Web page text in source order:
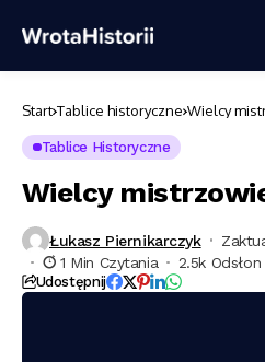
Start Tablice historyczne Wielcy
Tablice Historyczne
Wielcy
Łukasz Piernikarczyk
1 Min Czytania
2.5k Odsłon
Udostępnij